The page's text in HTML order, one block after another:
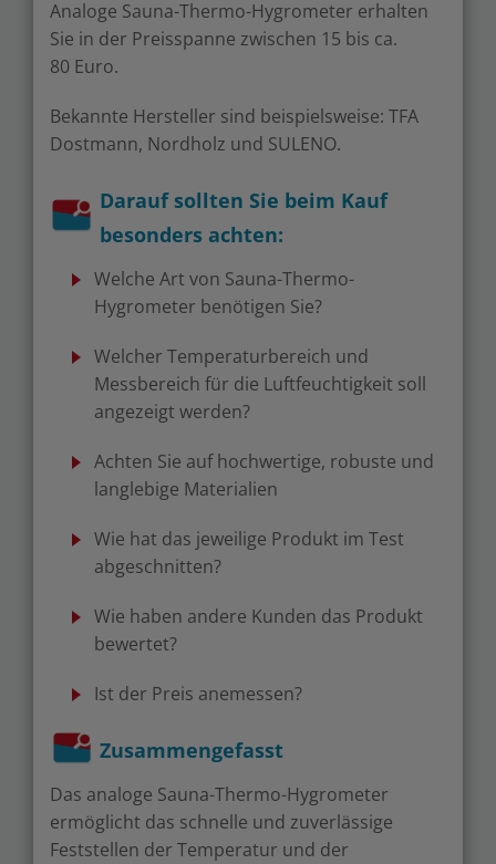
Analoge Sauna-Thermo-Hygrometer erhalten
Sie in der Preisspanne zwischen 15 bis ca.
80 Euro.
Bekannte Hersteller sind beispielsweise: TFA
Dostmann, Nordholz und SULENO.
Darauf sollten Sie beim Kauf
besonders achten:
Welche Art von Sauna-Thermo-
Hygrometer benötigen Sie?
Welcher Temperaturbereich und
Messbereich für die Luftfeuchtigkeit soll
angezeigt werden?
Achten Sie auf hochwertige, robuste und
langlebige Materialien
Wie hat das jeweilige Produkt im Test
abgeschnitten?
Wie haben andere Kunden das Produkt
bewertet?
Ist der Preis anemessen?
Zusammengefasst
Das analoge Sauna-Thermo-Hygrometer
ermöglicht das schnelle und zuverlässige
Feststellen der Temperatur und der